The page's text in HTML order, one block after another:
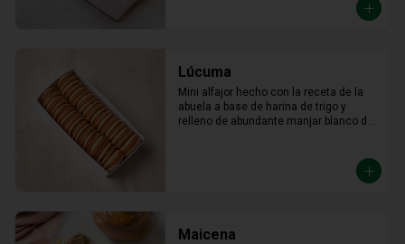
Lúcuma
Mini alfajor hecho con la receta de la
abuela a base de harina de trigo y
relleno de abundante manjar blanco de
Maicena